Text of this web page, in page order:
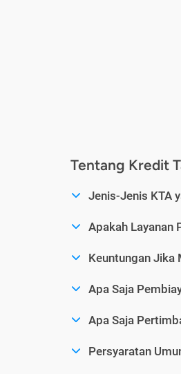
Tentang Kredit
Jenis-Jenis KTA
Apakah Layanan
Keuntungan Jika
Apa Saja
Apa Saja
Persyaratan